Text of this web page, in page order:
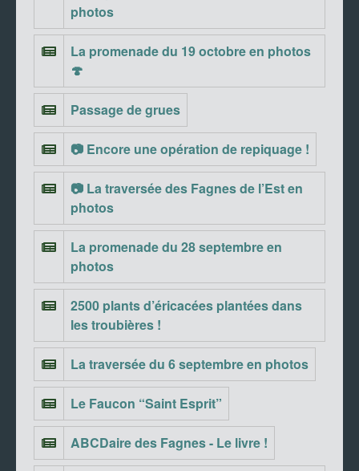
photos
La promenade du 19 octobre en photos
🍄
Passage de grues
📷 Encore une opération de repiquage !
📷 La traversée des Fagnes de l’Est en
photos
La promenade du 28 septembre en
photos
2500 plants d’éricacées plantées dans
les troubières !
La traversée du 6 septembre en photos
Le Faucon “Saint Esprit”
ABCDaire des Fagnes - Le livre !